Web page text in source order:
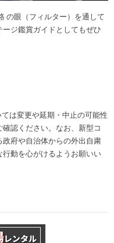
の眼（フィルター）を通して
ジ鑑賞ガイドとしてもぜひ
は変更や延期・中止の可能性
認ください。なお、新型コ
府や自治体からの外出自粛
動を心がけるようお願いい